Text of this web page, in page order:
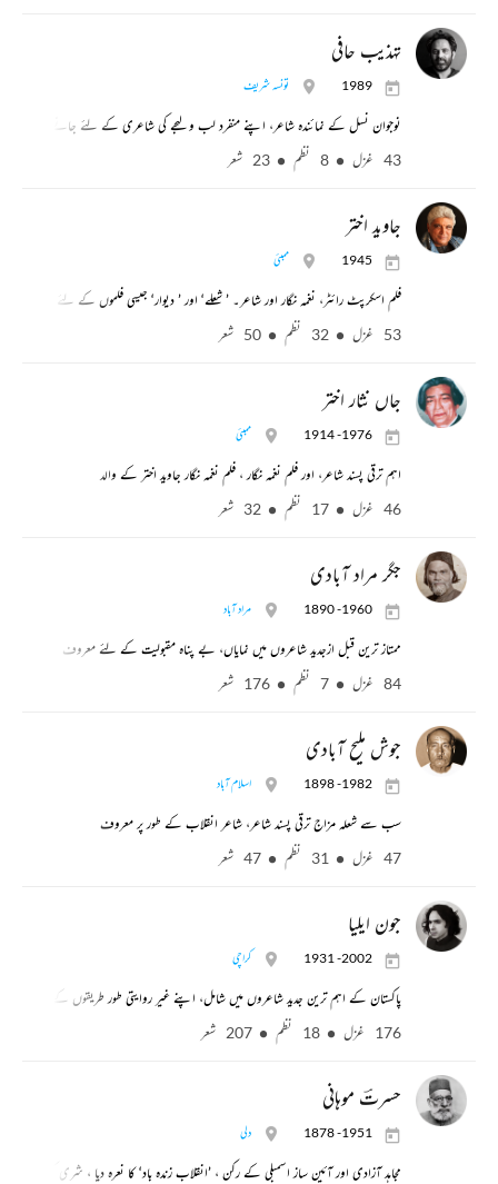
تہذیب حافی
1989 تونسہ شریف
نوجوان نسل کے نمائندہ شاعر، اپنے منفرد لب و لہجے کی شاعری کے لئے جانے جاتے ہیں
43 غزل
8 نظم 23 شعر
جاوید اختر
1945 ممبئی
فلم اسکرپٹ رائٹر، نغمہ نگار اور شاعر۔ ’ شعلے‘ اور ’ دیوار‘ جیسی فلموں کے لئے مشہور۔
53 غزل
32 نظم 50 شعر
جاں نثار اختر
1914 -1976 ممبئی
اہم ترقی پسند شاعر، اور فلم نغمہ نگار ، فلم نغمہ نگار جاوید اختر کے والد
46 غزل
17 نظم 32 شعر
جگر مراد آبادی
1890 -1960 مراد آباد
ممتاز ترین قبل ازجدید شاعروں میں نمایاں، بے پناہ مقبولیت کے لئے معروف
84 غزل
7 نظم 176 شعر
جوش ملیح آبادی
1898 -1982 اسلام آباد
سب سے شعلہ مزاج ترقی پسند شاعر، شاعر انقلاب کے طور پر معروف
47 غزل
31 نظم 47 شعر
جون ایلیا
1931 -2002 کراچی
پاکستان کے اہم ترین جدید شاعروں میں شامل، اپنے غیر روایتی طور طریقوں کے لیے مشہور
176 غزل
18 نظم 207 شعر
حسرتؔ موہانی
1878 -1951 دلی
مجاہد آزادی اور آئین ساز اسمبلی کے رکن ، ’انقلاب زندہ باد‘ کا نعرہ دیا ، شری کرشن